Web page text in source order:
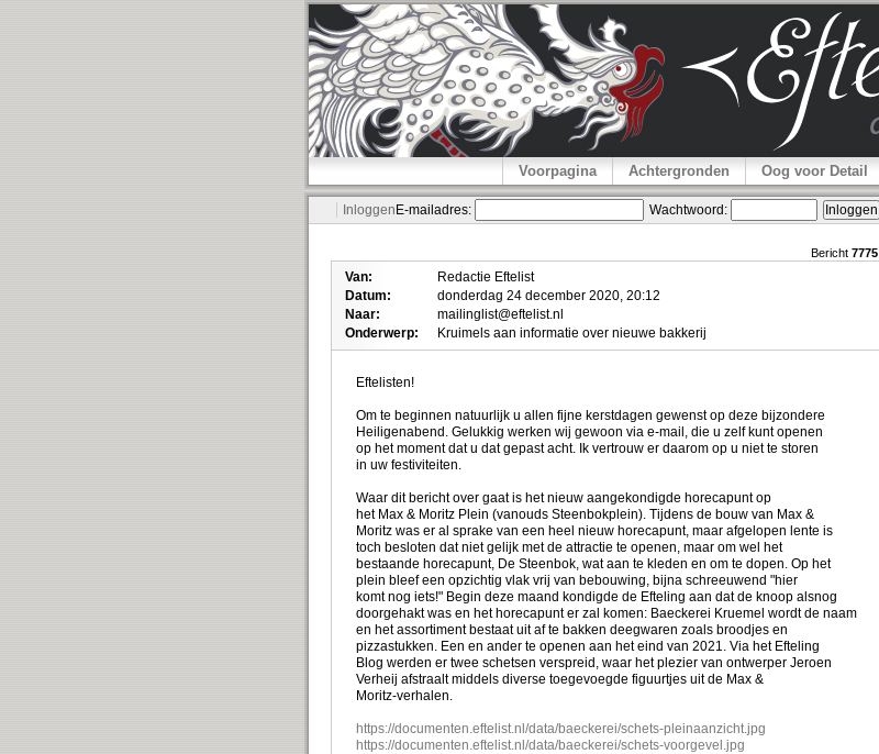
Voorpagina Achtergronden Oog voor Detail
Inloggen E-mailadres: Wachtwoord:
Bericht 7775
Van:
Redactie Eftelist
Datum:
donderdag 24 december 2020, 20:12
Naar:
mailinglist@eftelist.nl
Onderwerp:
Kruimels aan informatie over nieuwe bakkerij
Eftelisten!
Om te beginnen natuurlijk u allen fijne kerstdagen gewenst op deze bijzondere
Heiligenabend. Gelukkig werken wij gewoon via e-mail, die u zelf kunt openen
op het moment dat u dat gepast acht. Ik vertrouw er daarom op u niet te storen
in uw festiviteiten.
Waar dit bericht over gaat is het nieuw aangekondigde horecapunt op
het Max & Moritz Plein (vanouds Steenbokplein). Tijdens de bouw van Max &
Moritz was er al sprake van een heel nieuw horecapunt, maar afgelopen lente is
toch besloten dat niet gelijk met de attractie te openen, maar om wel het
bestaande horecapunt, De Steenbok, wat aan te kleden en om te dopen. Op het
plein bleef een opzichtig vlak vrij van bebouwing, bijna schreeuwend "hier
komt nog iets!" Begin deze maand kondigde de Efteling aan dat de knoop alsnog
doorgehakt was en het horecapunt er zal komen: Baeckerei Kruemel wordt de naam
en het assortiment bestaat uit af te bakken deegwaren zoals broodjes en
pizzastukken. Een en ander te openen aan het eind van 2021. Via het Efteling
Blog werden er twee schetsen verspreid, waar het plezier van ontwerper Jeroen
Verheij afstraalt middels diverse toegevoegde figuurtjes uit de Max &
Moritz-verhalen.
https://documenten.eftelist.nl/data/baeckerei/schets-pleinaanzicht.jpg
https://documenten.eftelist.nl/data/baeckerei/schets-voorgevel.jpg